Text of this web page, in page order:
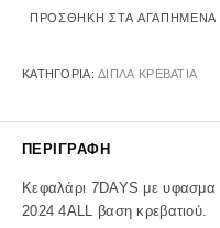
ΠΡΟΣΘΉΚΗ ΣΤΑ ΑΓΑΠΗΜΈΝΑ
ΚΑΤΗΓΟΡΊΑ:ΔΙΠΛΑ ΚΡΕΒΑΤΙΑ
ΠΕΡΙΓΡΑΦΉ
Κεφαλάρι 7DAYS με υφασμα
2024 4ALL βαση κρεβατιού.